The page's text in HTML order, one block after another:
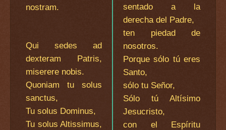
nostram.
Qui sedes ad
dexteram Patris,
miserere nobis.
Quoniam tu solus
sanctus,
Tu solus Dominus,
Tu solus Altissimus,
sentado a la
derecha del Padre,
ten piedad de
nosotros.
Porque sólo tú eres
Santo,
sólo tu Señor,
Sólo tú Altísimo
Jesucristo,
con el Espíritu